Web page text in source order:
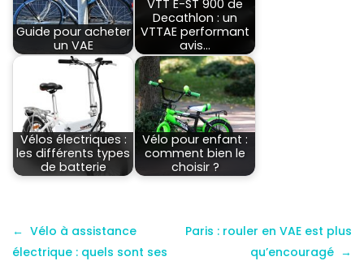
Guide pour acheter
un VAE
VTT E-ST 900 de
Decathlon : un
VTTAE performant
avis…
Vélos électriques :
les différents types
de batterie
Vélo pour enfant :
comment bien le
choisir ?
Vélo à assistance
électrique : quels sont ses
Paris : rouler en VAE est plus
qu’encouragé